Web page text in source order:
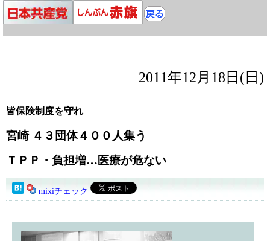
2011年12月18日(日)
皆保険制度を守れ
宮崎 ４３団体４００人集う
ＴＰＰ・負担増…医療が危ない
mixiチェック